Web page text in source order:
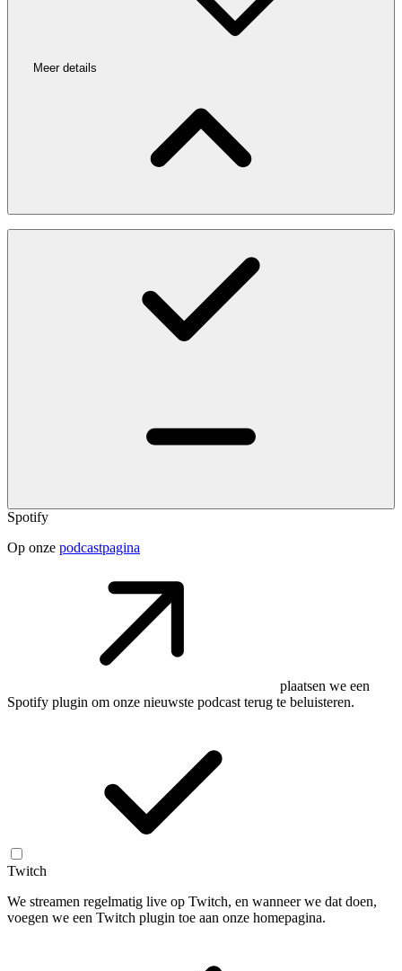
Meer details
Spotify
Op onze podcastpagina
plaatsen we een
Spotify plugin om onze nieuwste podcast terug te beluisteren.
Twitch
We streamen regelmatig live op Twitch, en wanneer we dat doen,
voegen we een Twitch plugin toe aan onze homepagina.